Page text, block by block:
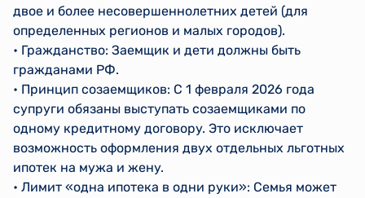
двое и более несовершеннолетних детей (для
определенных регионов и малых городов).
• Гражданство: Заемщик и дети должны быть
гражданами РФ.
• Принцип созаемщиков: С 1 февраля 2026 года
супруги обязаны выступать созаемщиками по
одному кредитному договору. Это исключает
возможность оформления двух отдельных льготных
ипотек на мужа и жену.
• Лимит «одна ипотека в одни руки»: Семья может